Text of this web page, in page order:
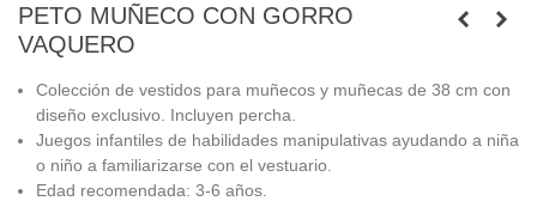
PETO MUÑECO CON GORRO
VAQUERO
Colección de vestidos para muñecos y muñecas de 38 cm con
diseño exclusivo. Incluyen percha.
Juegos infantiles de habilidades manipulativas ayudando a niña
o niño a familiarizarse con el vestuario.
Edad recomendada: 3-6 años.